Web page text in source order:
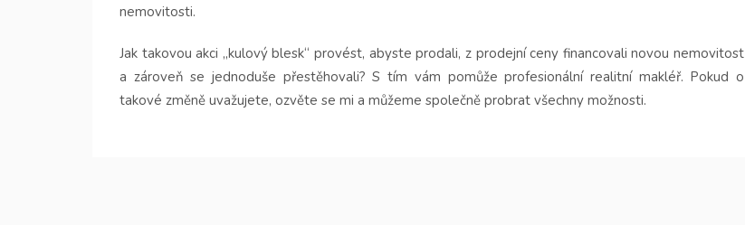
nemovitosti.
Jak takovou akci „kulový blesk“ provést, abyste prodali, z prodejní ceny financovali novou nemovitost
a zároveň se jednoduše přestěhovali? S tím vám pomůže profesionální realitní makléř. Pokud o
takové změně uvažujete, ozvěte se mi a můžeme společně probrat všechny možnosti.